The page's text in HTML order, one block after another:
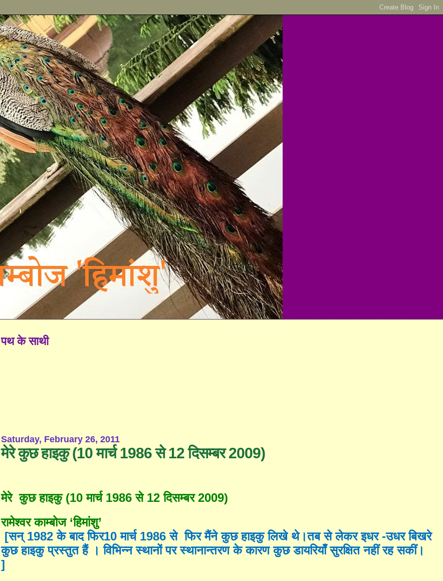
पथ के साथी
Saturday, February 26, 2011
मेरे कुछ हाइकु (10 मार्च 1986 से 12 दिसम्बर 2009)
मेरे कुछ हाइकु(10मार्च1986से 12दिसम्बर 2009)
रामेश्वर काम्बोज‘हिमांशु’
[सन् 1982 के बाद फिर10मार्च 1986से फिर मैंने कुछ हाइकु लिखे थे।तब से लेकर इधर -उधर बिखरे
कुछ हाइकु प्रस्तुत हैं । विभिन्न स्थानों पर स्थानान्तरण के कारण कुछ डायरियाँ सुरक्षित नहीं रह सकीं।
]